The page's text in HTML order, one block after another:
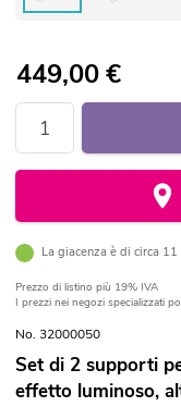
449,00€
La giacenza è di circa 11
Prezzo di listino più 19% IVA
I prezzi nei negozi specializzati
No. 32000050
Set di 2 supporti
effetto luminoso,